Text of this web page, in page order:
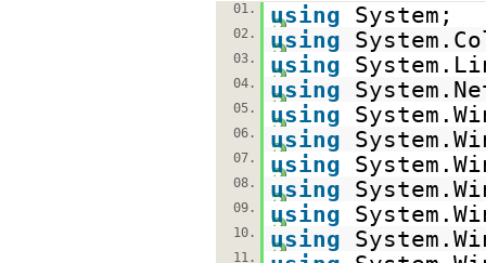
01. using System;
02. using
03. using
04. using
05. using
06. using
07. using
08. using
09. using
10. using
11.